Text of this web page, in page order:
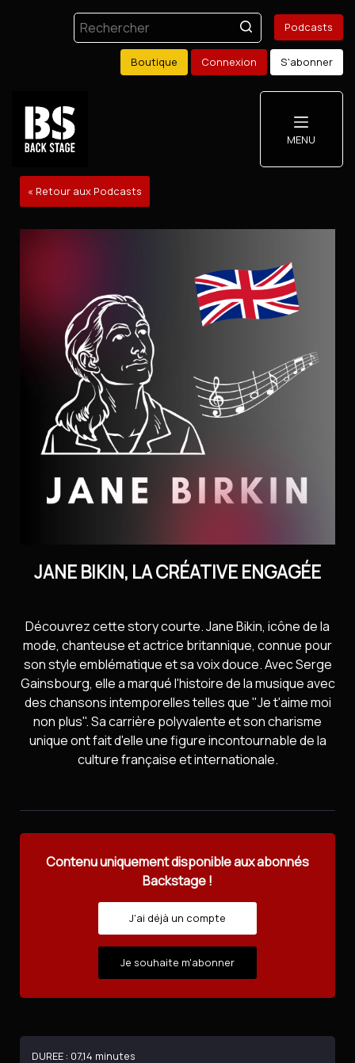
Podcasts
S'abonner
Installer l’application
Newsletter
Podcasts
Boutique Connexion S'abonner
MENU
« Retour aux Podcasts
JANE BIKIN, LA CRÉATIVE ENGAGÉE
Découvrez cette story courte. Jane Bikin, icône de la
mode, chanteuse et actrice britannique, connue pour
son style emblématique et sa voix douce. Avec Serge
Gainsbourg, elle a marqué l'histoire de la musique avec
des chansons intemporelles telles que "Je t'aime moi
non plus". Sa carrière polyvalente et son charisme
unique ont fait d'elle une figure incontournable de la
culture française et internationale.
Contenu uniquement disponible aux abonnés
Backstage !
J'ai déjà un compte
Je souhaite m'abonner
DUREE : 07,14 minutes